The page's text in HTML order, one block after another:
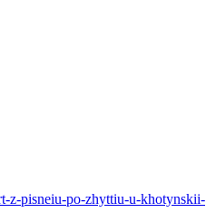
z-pisneiu-po-zhyttiu-u-khotynskii-